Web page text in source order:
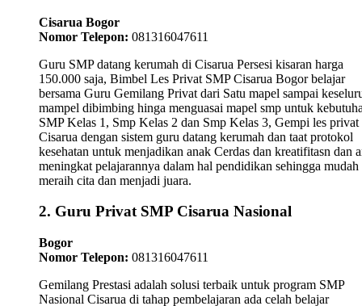
Cisarua Bogor
Nomor Telepon: 081316047611
Guru SMP datang kerumah di Cisarua Persesi kisaran harga
150.000 saja, Bimbel Les Privat SMP Cisarua Bogor belajar
bersama Guru Gemilang Privat dari Satu mapel sampai
mampel dibimbing hinga menguasai mapel smp untuk
SMP Kelas 1, Smp Kelas 2 dan Smp Kelas 3, Gempi les privat
Cisarua dengan sistem guru datang kerumah dan taat protokol
kesehatan untuk menjadikan anak Cerdas dan kreatifitasn dan
meningkat pelajarannya dalam hal pendidikan sehingga mudah
meraih cita dan menjadi juara.
2. Guru Privat SMP Cisarua Nasional
Bogor
Nomor Telepon: 081316047611
Gemilang Prestasi adalah solusi terbaik untuk program SMP
Nasional Cisarua di tahap pembelajaran ada celah belajar